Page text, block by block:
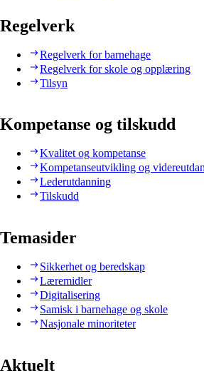
Regelverk
Regelverk for barnehage
Regelverk for skole og opplæring
Tilsyn
Kompetanse og tilskudd
Kvalitet og kompetanse
Kompetanseutvikling og
Lederutdanning
Tilskudd
Temasider
Sikkerhet og beredskap
Læremidler
Digitalisering
Samisk i barnehage og skole
Nasjonale minoriteter
Aktuelt